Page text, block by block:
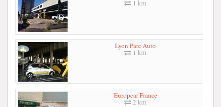
1 km
Lyon Parc Auto
1 km
Europcar France
2 km